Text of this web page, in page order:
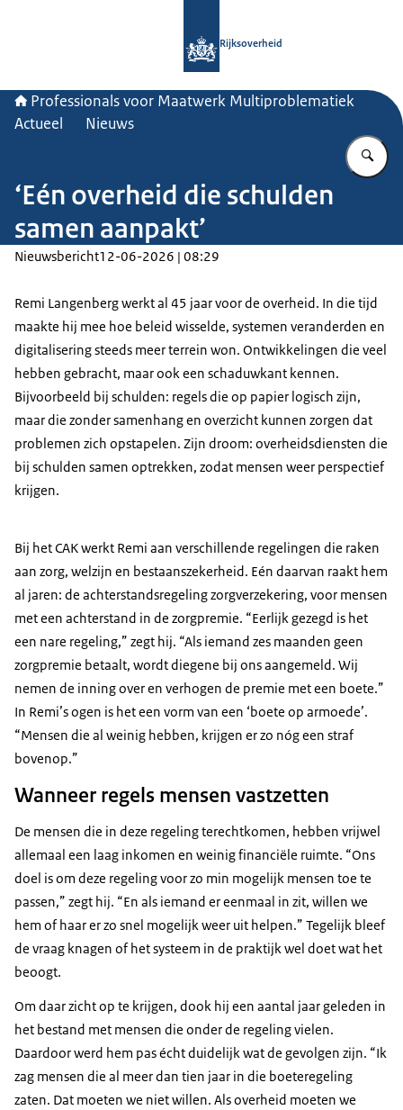
Rijksoverheid
Professionals voor Maatwerk Multiproblematiek
Actueel
Nieuws
‘Eén overheid die schulden
samen aanpakt’
Nieuwsbericht12-06-2026 | 08:29
Remi Langenberg werkt al 45 jaar voor de overheid. In die tijd
maakte hij mee hoe beleid wisselde, systemen veranderden en
digitalisering steeds meer terrein won. Ontwikkelingen die veel
hebben gebracht, maar ook een schaduwkant kennen.
Bijvoorbeeld bij schulden: regels die op papier logisch zijn,
maar die zonder samenhang en overzicht kunnen zorgen dat
problemen zich opstapelen. Zijn droom: overheidsdiensten die
bij schulden samen optrekken, zodat mensen weer perspectief
krijgen.
Bij het CAK werkt Remi aan verschillende regelingen die raken
aan zorg, welzijn en bestaanszekerheid. Eén daarvan raakt hem
al jaren: de achterstandsregeling zorgverzekering, voor mensen
met een achterstand in de zorgpremie. “Eerlijk gezegd is het
een nare regeling,” zegt hij. “Als iemand zes maanden geen
zorgpremie betaalt, wordt diegene bij ons aangemeld. Wij
nemen de inning over en verhogen de premie met een boete.”
In Remi’s ogen is het een vorm van een ‘boete op armoede’.
“Mensen die al weinig hebben, krijgen er zo nóg een straf
bovenop.”
Wanneer regels mensen vastzetten
De mensen die in deze regeling terechtkomen, hebben vrijwel
allemaal een laag inkomen en weinig financiële ruimte. “Ons
doel is om deze regeling voor zo min mogelijk mensen toe te
passen,” zegt hij. “En als iemand er eenmaal in zit, willen we
hem of haar er zo snel mogelijk weer uit helpen.” Tegelijk bleef
de vraag knagen of het systeem in de praktijk wel doet wat het
beoogt.
Om daar zicht op te krijgen, dook hij een aantal jaar geleden in
het bestand met mensen die onder de regeling vielen.
Daardoor werd hem pas écht duidelijk wat de gevolgen zijn. “Ik
zag mensen die al meer dan tien jaar in die boeteregeling
zaten. Dat moeten we niet willen. Als overheid moeten we